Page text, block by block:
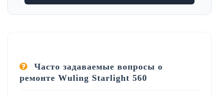
Часто задаваемые вопросы о
ремонте Wuling Starlight 560